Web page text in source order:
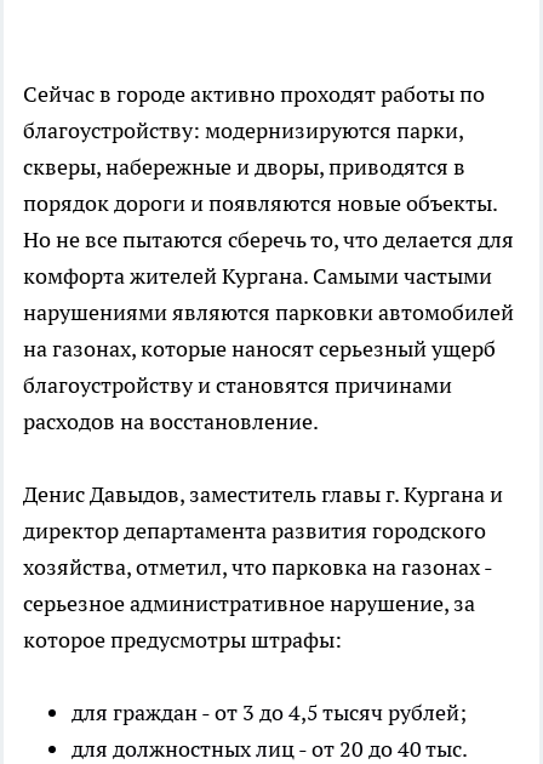
Сейчас в городе активно проходят работы по
благоустройству: модернизируются парки,
скверы, набережные и дворы, приводятся в
порядок дороги и появляются новые объекты.
Но не все пытаются сберечь то, что делается для
комфорта жителей Кургана. Самыми частыми
нарушениями являются парковки автомобилей
на газонах, которые наносят серьезный ущерб
благоустройству и становятся причинами
расходов на восстановление.
Денис Давыдов, заместитель главы г. Кургана и
директор департамента развития городского
хозяйства, отметил, что парковка на газонах -
серьезное административное нарушение, за
которое предусмотры штрафы:
для граждан - от 3 до 4,5 тысяч рублей;
для должностных лиц - от 20 до 40 тыс.